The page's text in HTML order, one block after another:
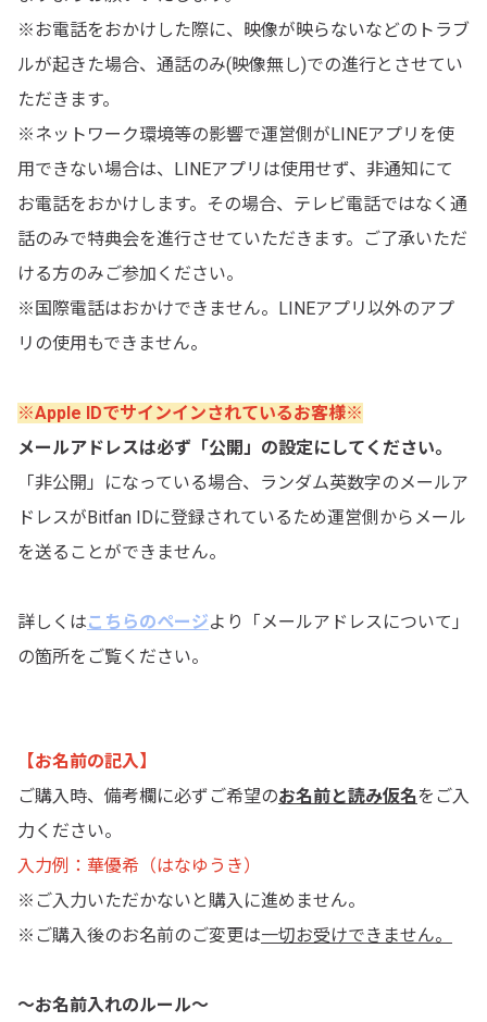
※お電話をおかけした際に、映像が映らないなどのトラブ
ルが起きた場合、通話のみ(映像無し)での進行とさせてい
ただきます。
※ネットワーク環境等の影響で運営側がLINEアプリを使
用できない場合は、LINEアプリは使用せず、非通知にて
お電話をおかけします。その場合、テレビ電話ではなく通
話のみで特典会を進行させていただきます。ご了承いただ
ける方のみご参加ください。
※国際電話はおかけできません。LINEアプリ以外のアプ
リの使用もできません。
※Apple IDでサインインされているお客様※
メールアドレスは必ず「公開」の設定にしてください。
「非公開」になっている場合、ランダム英数字のメールア
ドレスがBitfan IDに登録されているため運営側からメール
を送ることができません。
詳しくはこちらのページより「メールアドレスについて」
の箇所をご覧ください。
【お名前の記入】
ご購入時、備考欄に必ずご希望のお名前と読み仮名 をご入
力ください。
入力例：華優希（はなゆうき）
※ご入力いただかないと購入に進めません。
※ご購入後のお名前のご変更は一切お受けできません。
～お名前入れのルール～